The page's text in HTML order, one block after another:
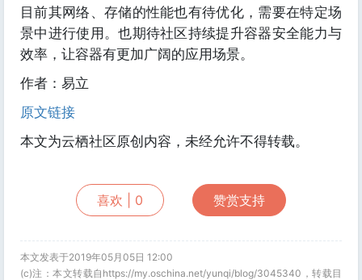
目前其网络、存储的性能也有待优化，需要在特定场
景中进行使用。也期待社区持续提升容器安全能力与
效率，让容器有更加广阔的应用场景。
作者：易立
原文链接
本文为云栖社区原创内容，未经允许不得转载。
喜欢 | 0 赞赏支持
本文发表于2019年05月05日 12:00
(c)注：本文转载自https://my.oschina.net/yunqi/blog/3045340，转载目